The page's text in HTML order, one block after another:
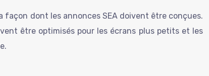
façon dont les annonces SEA doivent être conçues.
être optimisés pour les écrans plus petits et les